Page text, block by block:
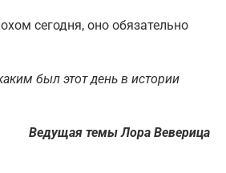
сегодня, оно обязательно
был этот день в истории
Ведущая темы Лора Веверица